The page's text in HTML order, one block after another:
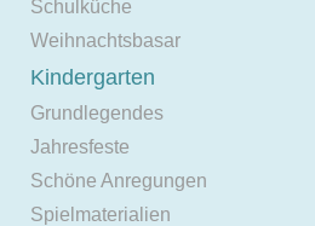
Schulküche
Weihnachtsbasar
Kindergarten
Grundlegendes
Jahresfeste
Schöne Anregungen
Spielmaterialien